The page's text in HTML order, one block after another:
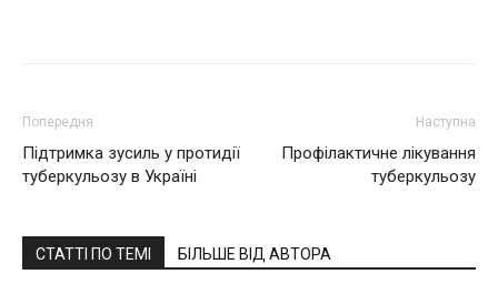
Попередня
Підтримка зусиль у протидії
туберкульозу в Україні
Наступна
Профілактичне лікування
туберкульозу
СТАТТІ ПО ТЕМІ БІЛЬШЕ ВІД АВТОРА